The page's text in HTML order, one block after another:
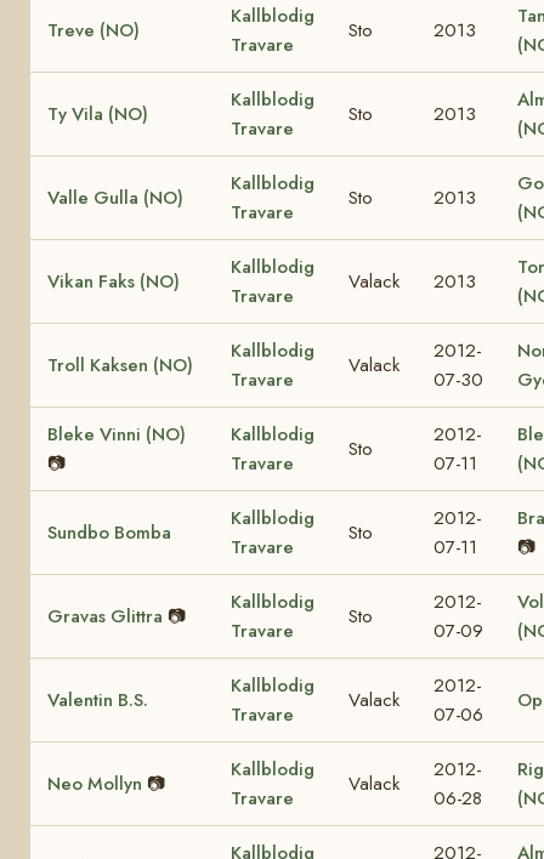
Treve (NO)
Kallblodig
Travare
Sto 2013
Ty Vila (NO)
Kallblodig
Travare
Sto 2013
Valle Gulla (NO)
Kallblodig
Travare
Sto 2013
Vikan Faks (NO)
Kallblodig
Travare
Valack 2013
Troll Kaksen (NO)
Kallblodig
Travare
Valack
2012-
07-30
Bleke Vinni (NO)
📷
Kallblodig
Travare
Sto
2012-
07-11
Sundbo Bomba
Kallblodig
Travare
Sto
2012-
07-11
📷
Gravas Glittra 📷
Kallblodig
Travare
Sto
2012-
07-09
Valentin B.S.
Kallblodig
Travare
Valack
2012-
07-06
Neo Mollyn 📷
Kallblodig
Travare
Valack
2012-
06-28
Kallblodig 2012-